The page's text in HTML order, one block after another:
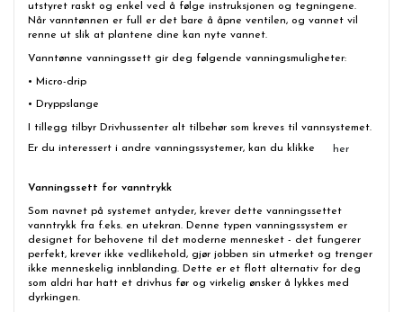
utstyret raskt og enkel ved å følge instruksjonen og tegningene.
Når vanntønnen er full er det bare å åpne ventilen, og vannet vil
renne ut slik at plantene dine kan nyte vannet.
Vanntønne vanningssett gir deg følgende vanningsmuligheter:
• Micro-drip
• Dryppslange
I tillegg tilbyr Drivhussenter alt tilbehør som kreves til vannsystemet.
Er du interessert i andre vanningssystemer, kan du klikke
her
Vanningssett for vanntrykk
Som navnet på systemet antyder, krever dette vanningssettet
vanntrykk fra f.eks. en utekran. Denne typen vanningssystem er
designet for behovene til det moderne mennesket - det fungerer
perfekt, krever ikke vedlikehold, gjør jobben sin utmerket og trenger
ikke menneskelig innblanding. Dette er et flott alternativ for deg
som aldri har hatt et drivhus før og virkelig ønsker å lykkes med
dyrkingen.